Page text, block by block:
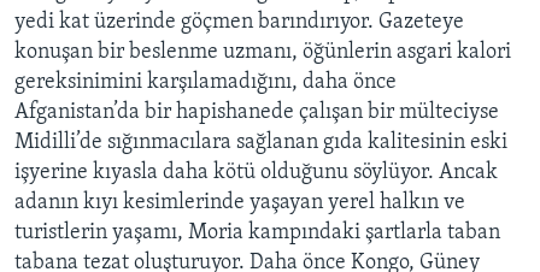
yedi kat üzerinde göçmen barındırıyor. Gazeteye
konuşan bir beslenme uzmanı, öğünlerin asgari kalori
gereksinimini karşılamadığını, daha önce
Afganistan’da bir hapishanede çalışan bir mülteciyse
Midilli’de sığınmacılara sağlanan gıda kalitesinin eski
işyerine kıyasla daha kötü olduğunu söylüyor. Ancak
adanın kıyı kesimlerinde yaşayan yerel halkın ve
turistlerin yaşamı, Moria kampındaki şartlarla taban
tabana tezat oluşturuyor. Daha önce Kongo, Güney